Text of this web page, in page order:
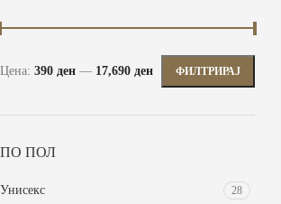
ФИЛТРИРАЈ
Цена: 390 ден — 17,690 ден
ПО ПОЛ
Унисекс 28